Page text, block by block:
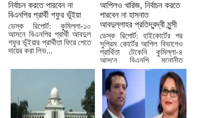
নির্বাচন করতে পারবেন না
বিএনপির প্রার্থী গফুর ভূঁইয়া
ডেস্ক রিপোর্ট: কুমিল্লা-১০
আসনে বিএনপির প্রার্থী আবদুল
গফুর ভূঁইয়ার প্রার্থীতা ফিরে পেতে
দায়ের করা লিভ...
আপিলও খারিজ, নির্বাচন করতে
পারবেন না হাসনাত
আবদুল্লাহর প্রতিদ্বন্দ্বী মুন্সী
ডেস্ক রিপোর্ট: হাইকোর্টের পর
সুপ্রিম কোর্টের আপিল বিভাগেও
প্রার্থিতা টেকেনি কুমিল্লা-৪
আসনে বিএনপি মনোনীত
প্রার্থী...